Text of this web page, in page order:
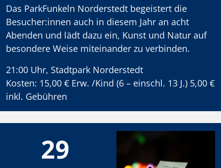
Das ParkFunkeln Norderstedt begeistert die
Besucher:innen auch in diesem Jahr an acht
Abenden und lädt dazu ein, Kunst und Natur auf
besondere Weise miteinander zu verbinden.
21:00 Uhr, Stadtpark Norderstedt
Kosten: 15,00 € Erw. /Kind (6 – einschl. 13 J.) 5,00 €
inkl. Gebühren
29